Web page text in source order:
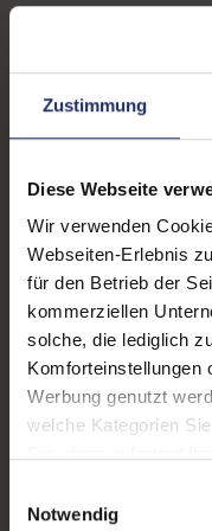
Zustimmung
Diese Webseite
Wir verwenden
Webseiten-Erlebnis
für den Betrieb der
kommerziellen
solche, die lediglich
Komforteinstellungen
Werbung genutzt
welche Kategorien
Weitere Informationen
Notwendig
Displayart:
CPU Generation:
Prozessorkerne:
Datenspeicher:
Arbeitsspeicher:
Grafikkarte:
Webcam: